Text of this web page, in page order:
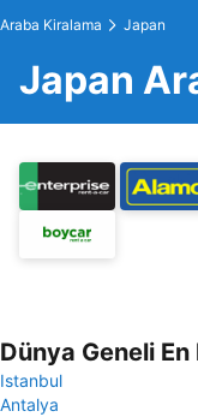
Araba Kiralama Japan
Japan
Dünya Geneli
Istanbul
Antalya